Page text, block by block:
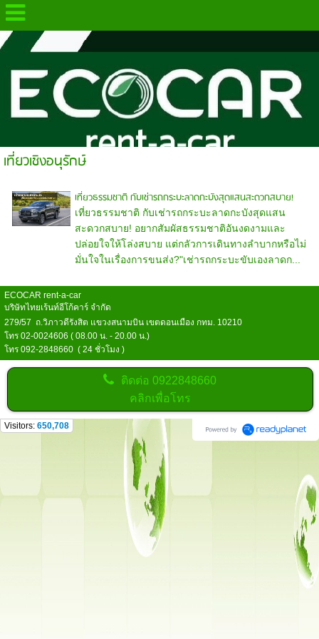
.
เที่ยวเชิงอนุรักษ์
เที่ยวธรรมชาติ กับเช่ารถกระบะลาดกะบังสุดแสนสะดวกสบาย!
เที่ยวธรรมชาติ กับเช่ารถกระบะลาดกะบังสุดแสน
สะดวกสบาย! อยากสัมผัสธรรมชาติอันงดงามและ
ปล่อยใจให้โล่งสบาย แต่กลัวการเดินทางลำบากหรือไม่
มั่นใจในเรื่องการขนส่ง?"เช่ารถกระบะขับเองลาดก...
ECOCAR rent-a-car
บริษัทไทยเร้นท์อีโก้คาร์ จำกัด
279/57 ถ.วิภาวดีรังสิต แขวงสนามบิน เขตดอนเมือง กทม. 10210
โทร 02-0024606 ( 08.00 น. - 20.00 น.)
โทร 092-2848660 ( 24 ชั่วโมง )
ติดต่อ0922848660
คลิกเพื่อโทร
Visitors: 650,708